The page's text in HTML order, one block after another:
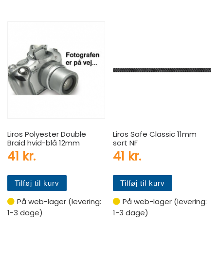
Liros Polyester Double
Braid hvid-blå 12mm
41 kr.
Tilføj til kurv
På web-lager (levering:
1-3 dage)
Liros Safe Classic 11mm
sort NF
41 kr.
Tilføj til kurv
På web-lager (levering:
1-3 dage)